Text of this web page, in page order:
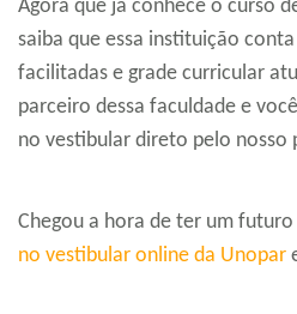
Agora que já conhece o curso
saiba que essa instituição
facilitadas e grade curricular
parceiro dessa faculdade e
no vestibular direto pelo nosso
Chegou a hora de ter um futuro
no vestibular online da Unopar